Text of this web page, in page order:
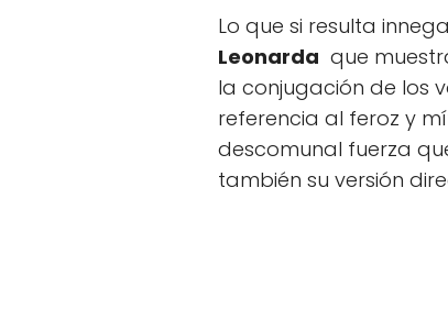
Lo que si resulta
Leonarda que
la conjugación de los
referencia al feroz y
descomunal fuerza
también su versión